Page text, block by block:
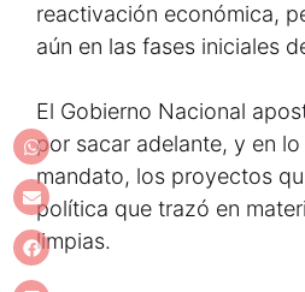
reactivación económica,
aún en las fases iniciales
El Gobierno Nacional
por sacar adelante, y en
mandato, los proyectos
política que trazó en
limpias.